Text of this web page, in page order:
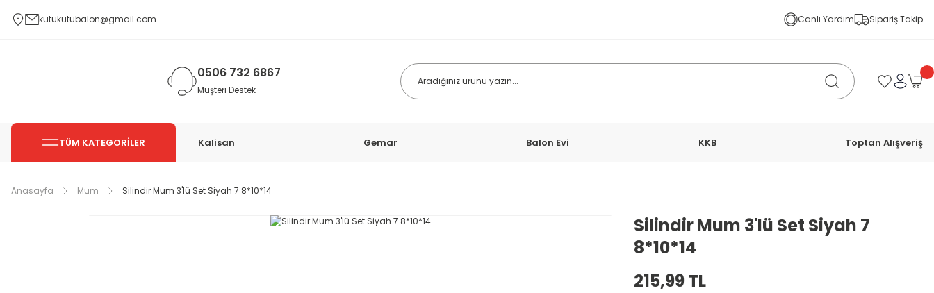
kutukutubalon@gmail.com Canlı Yardım Sipariş Takip
0506 732 6867
Müşteri Destek
TÜM KATEGORİLER Kalisan Gemar Balon Evi KKB Toptan Alışveriş
Anasayfa Mum Silindir Mum 3'lü Set Siyah 7 8*10*14
Silindir Mum 3'lü Set Siyah 7
8*10*14
215,99 TL